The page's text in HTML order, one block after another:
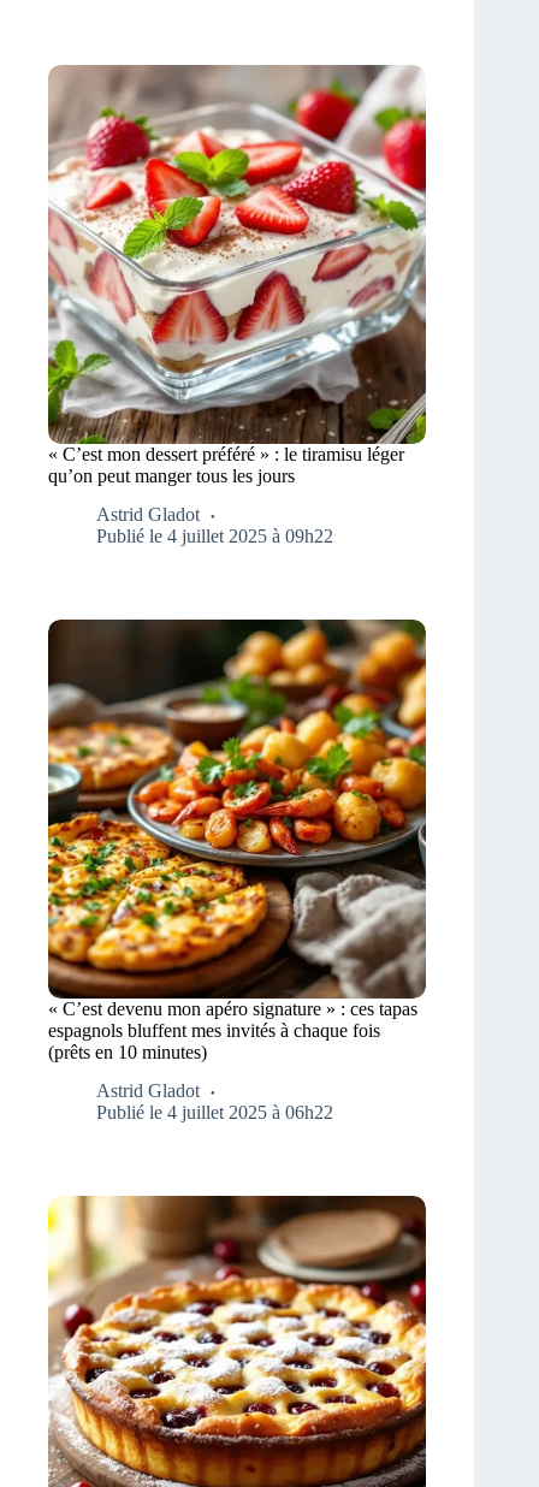
« C’est mon dessert préféré » : le tiramisu léger
qu’on peut manger tous les jours
Astrid Gladot
Publié le 4 juillet 2025 à 09h22
« C’est devenu mon apéro signature » : ces tapas
espagnols bluffent mes invités à chaque fois
(prêts en 10 minutes)
Astrid Gladot
Publié le 4 juillet 2025 à 06h22